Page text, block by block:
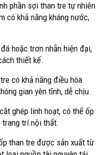
phần sợi than tre tự nhiên
có khả năng kháng nước,
hoặc trơn nhẵn hiện đại,
thiết kế.
có khả năng điều hòa
gian yên tĩnh, dễ chịu.
ghép linh hoạt, có thể ốp
trang trí nội thất.
than tre được sản xuất từ